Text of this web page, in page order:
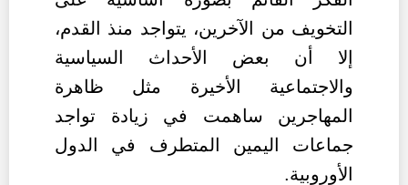
التخويف من الآخرين، يتواجد منذ القدم،
إلا أن بعض الأحداث السياسية
والاجتماعية الأخيرة مثل ظاهرة
المهاجرين ساهمت في زيادة تواجد
جماعات اليمين المتطرف في الدول
الأوروبية.